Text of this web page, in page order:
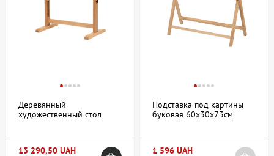
форме, размеру, материалам и предназначению. В ассортименте
вы найдете:
Столы со столешницами разного размера, подходящие
обеспечивающие комфорт при работе в разных
Модели с дополнительными функциональными
Изделия из натурального дерева, металла и прочих
Деревянный
художественный стол
13 290,50 UAH
Подставка под картины
буковая 60х30х73см
1 596 UAH